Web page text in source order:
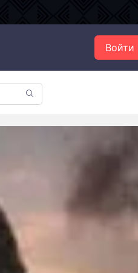
Войти